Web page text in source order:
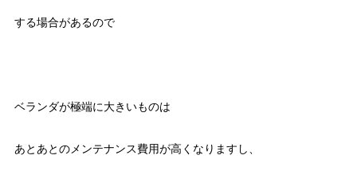
する場合があるので
ベランダが極端に大きいものは
あとあとのメンテナンス費用が高くなりますし、